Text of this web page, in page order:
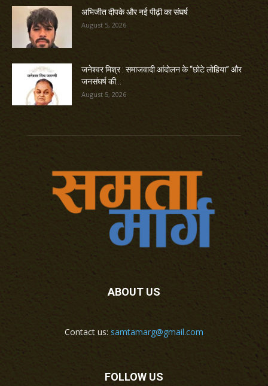
अभिजीत दीपके और नई पीढ़ी का संघर्ष
August 5, 2026
जनेश्वर मिश्र : समाजवादी आंदोलन के “छोटे लोहिया” और
जनसंघर्ष की...
August 5, 2026
ABOUT US
Contact us: samtamarg@gmail.com
FOLLOW US